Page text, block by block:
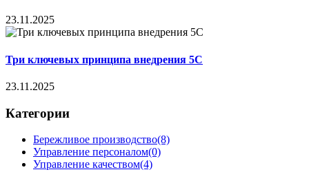
23.11.2025
Три ключевых принципа внедрения 5С
23.11.2025
Категории
Бережливое производство(8)
Управление персоналом(0)
Управление качеством(4)